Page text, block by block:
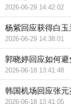
2026-06-29 14:42:02
杨紫回应获得白玉
2026-06-29 14:38:01
郭晓婷回应如何
2026-06-18 13:41:48
韩国机场回应张
2026-06-18 13:41:05